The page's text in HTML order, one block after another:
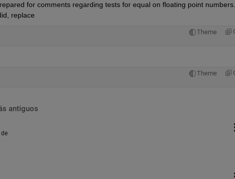
for comments regarding tests for equal on floating point numbers.
replace
Theme
Theme
antiguos